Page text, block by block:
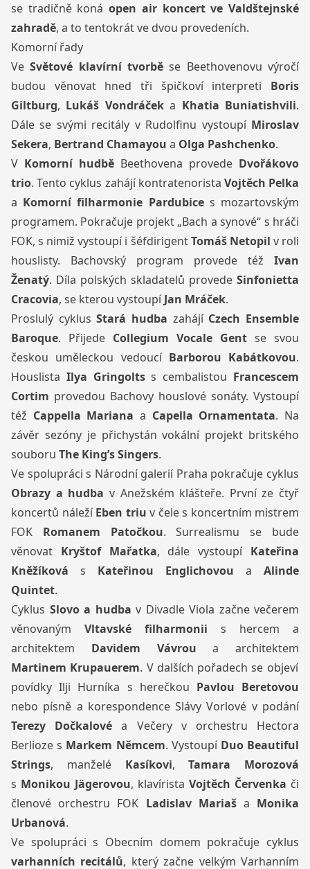
se tradičně konáopen air koncert ve Valdštejnské
zahradě, a to tentokrát ve dvou provedeních.
Komorní řady
VeSvětové klavírní tvorbě se Beethovenovu výročí
budou věnovat hned tři špičkoví interpreti Boris
Giltburg, Lukáš Vondráčeka Khatia Buniatishvili.
Dále se svými recitály v Rudolfinu vystoupí Miroslav
Sekera, Bertrand Chamayou a Olga Pashchenko.
V Komorní hudbě Beethovena provede Dvořákovo
trio. Tento cyklus zahájí kontratenorista Vojtěch Pelka
a Komorní filharmonie Pardubices mozartovským
programem. Pokračuje projekt „Bach a synové“ s hráči
FOK, s nimiž vystoupí i šéfdirigentTomáš Netopil v roli
houslisty. Bachovský program provede též Ivan
Ženatý. Díla polských skladatelů provede Sinfonietta
Cracovia, se kterou vystoupí Jan Mráček.
Proslulý cyklusStará hudba zahájí Czech Ensemble
Baroque. Přijede Collegium Vocale Gent se svou
českou uměleckou vedoucí Barborou Kabátkovou.
Houslista Ilya Gringoltss cembalistou Francescem
Cortim provedou Bachovy houslové sonáty. Vystoupí
též Cappella Mariana a Capella Ornamentata. Na
závěr sezóny je přichystán vokální projekt britského
souboru The King’s Singers.
Ve spolupráci s Národní galerií Praha pokračuje cyklus
Obrazy a hudba v Anežském klášteře. První ze čtyř
koncertů náleží Eben triu v čele s koncertním mistrem
FOK Romanem Patočkou. Surrealismu se bude
věnovat Kryštof Mařatka, dále vystoupí Kateřina
Kněžíková s Kateřinou Englichovou a Alinde
Quintet.
Cyklus Slovo a hudba v Divadle Viola začne večerem
věnovaným Vltavské filharmonii s hercem
a
architektem Davidem Vávroua architektem
Martinem Krupauerem. V dalších pořadech se objeví
povídky Ilji Hurníka s herečkou Pavlou Beretovou
nebo písně a korespondence Slávy Vorlové v podání
Terezy Dočkalové a Večery v orchestru Hectora
Berlioze s Markem Němcem. Vystoupí Duo Beautiful
Strings, manželé Kasíkovi,Tamara Morozová
s Monikou Jägerovou, klavírista Vojtěch Červenka či
členové orchestru FOK Ladislav Mariaš a Monika
Urbanová.
Ve spolupráci s Obecním domem pokračuje cyklus
varhanních recitálů, který začne velkým Varhanním